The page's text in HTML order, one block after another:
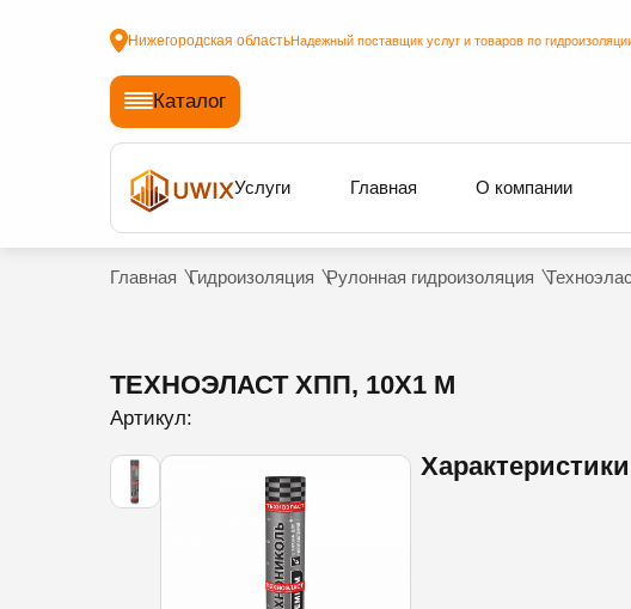
Нижегородская областьНадежный поставщик услуг и товаров по
Каталог
Услуги Главная О компании
Главная Гидроизоляция Рулонная гидроизоляция
ТЕХНОЭЛАСТ ХПП, 10Х1 М
Артикул:
Характеристики